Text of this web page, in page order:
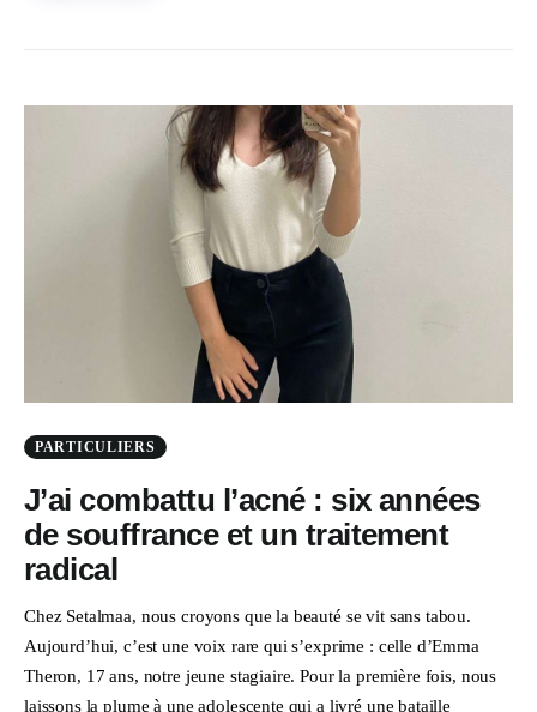
PARTICULIERS
J’ai combattu l’acné : six années
de souffrance et un traitement
radical
Chez Setalmaa, nous croyons que la beauté se vit sans tabou.
Aujourd’hui, c’est une voix rare qui s’exprime : celle d’Emma
Theron, 17 ans, notre jeune stagiaire. Pour la première fois, nous
laissons la plume à une adolescente qui a livré une bataille